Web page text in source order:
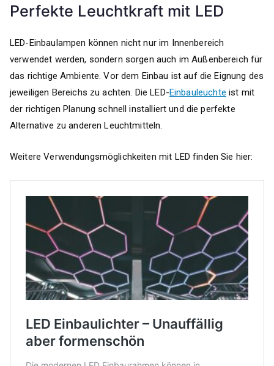
Perfekte Leuchtkraft mit LED
LED-Einbaulampen können nicht nur im Innenbereich
verwendet werden, sondern sorgen auch im Außenbereich für
das richtige Ambiente. Vor dem Einbau ist auf die Eignung des
jeweiligen Bereichs zu achten. Die LED-Einbauleuchte ist mit
der richtigen Planung schnell installiert und die perfekte
Alternative zu anderen Leuchtmitteln.
Weitere Verwendungsmöglichkeiten mit LED finden Sie hier: